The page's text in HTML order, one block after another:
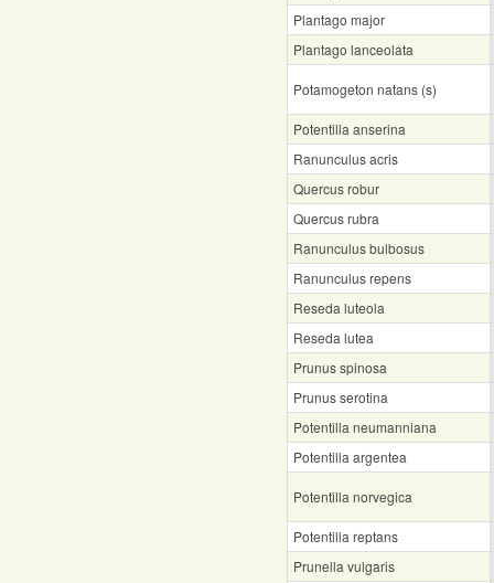
Plantago major
Plantago lanceolata
Potamogeton natans (s)
Potentilla anserina
Ranunculus acris
Quercus robur
Quercus rubra
Ranunculus bulbosus
Ranunculus repens
Reseda luteola
Reseda lutea
Prunus spinosa
Prunus serotina
Potentilla neumanniana
Potentilla argentea
Potentilla norvegica
Potentilla reptans
Prunella vulgaris